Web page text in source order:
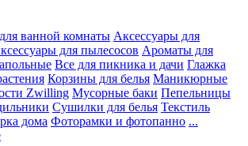
ванной комнаты Аксессуары для
для пылесосов Ароматы для
Все для пикника и дачи Глажка
Корзины для белья Маникюрные
Zwilling Мусорные баки Пепельницы
Сушилки для белья Текстиль
дома Фоторамки и фотопанно ...